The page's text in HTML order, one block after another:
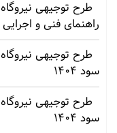
راهنمای فنی و اجرایی
سود 1404
سود 1404